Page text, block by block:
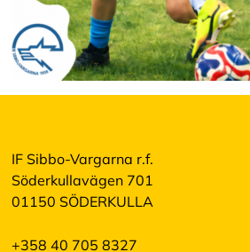
IF Sibbo-Vargarna r.f.
Söderkullavägen 701
01150 SÖDERKULLA
+358 40 705 8327